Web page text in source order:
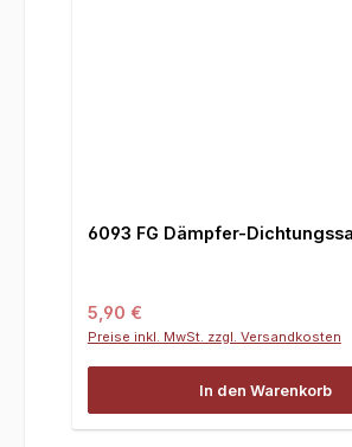
6093 FG Dämpfer-
Regulärer Preis:
5,90 €
Preise inkl. MwSt. zzgl. Versandkosten
In den Warenkorb